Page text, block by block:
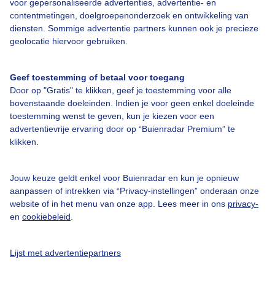
voor gepersonaliseerde advertenties, advertentie- en
contentmetingen, doelgroepenonderzoek en ontwikkeling van
diensten. Sommige advertentie partners kunnen ook je precieze
geolocatie hiervoor gebruiken.
Geef toestemming of betaal voor toegang
Door op "Gratis" te klikken, geef je toestemming voor alle
bovenstaande doeleinden. Indien je voor geen enkel doeleinde
toestemming wenst te geven, kun je kiezen voor een
advertentievrije ervaring door op “Buienradar Premium” te
klikken.
Jouw keuze geldt enkel voor Buienradar en kun je opnieuw
aanpassen of intrekken via “Privacy-instellingen” onderaan onze
website of in het menu van onze app. Lees meer in ons privacy-
en cookiebeleid
Lijst met advertentiepartners
Over Buienradar
Bedrijfsgegevens
Veelgestelde vragen
Contact
Toegankelijkheid
Adverteren
Buienradar Team